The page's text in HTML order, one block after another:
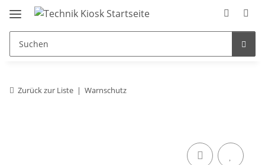
Zurück zur Liste Warnschutz